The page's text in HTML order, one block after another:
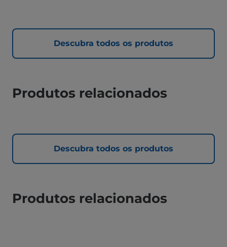
Descubra todos os produtos
Produtos relacionados
Descubra todos os produtos
Produtos relacionados